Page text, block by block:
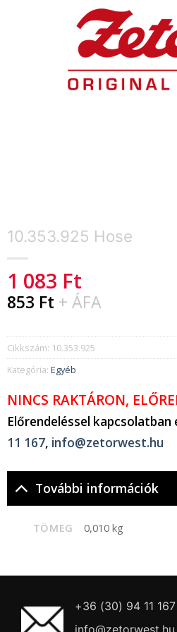
10.353.925 Hose
1 083 Ft
853 Ft + ÁFA
Cikkszám: 10.353.925
Kategória: Egyéb
NINCS RAKTÁRON,
Előrendeléssel kapcsolatban
11 167, info@zetorwest.hu
További információk
TÖMEG 0,010 kg
+36 (30) 94 11 167